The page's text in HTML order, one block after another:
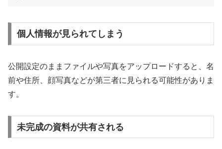
個人情報が見られてしまう
公開設定のままファイルや写真をアップロードすると、名
前や住所、顔写真などが第三者に見られる可能性がありま
す。
未完成の資料が共有される